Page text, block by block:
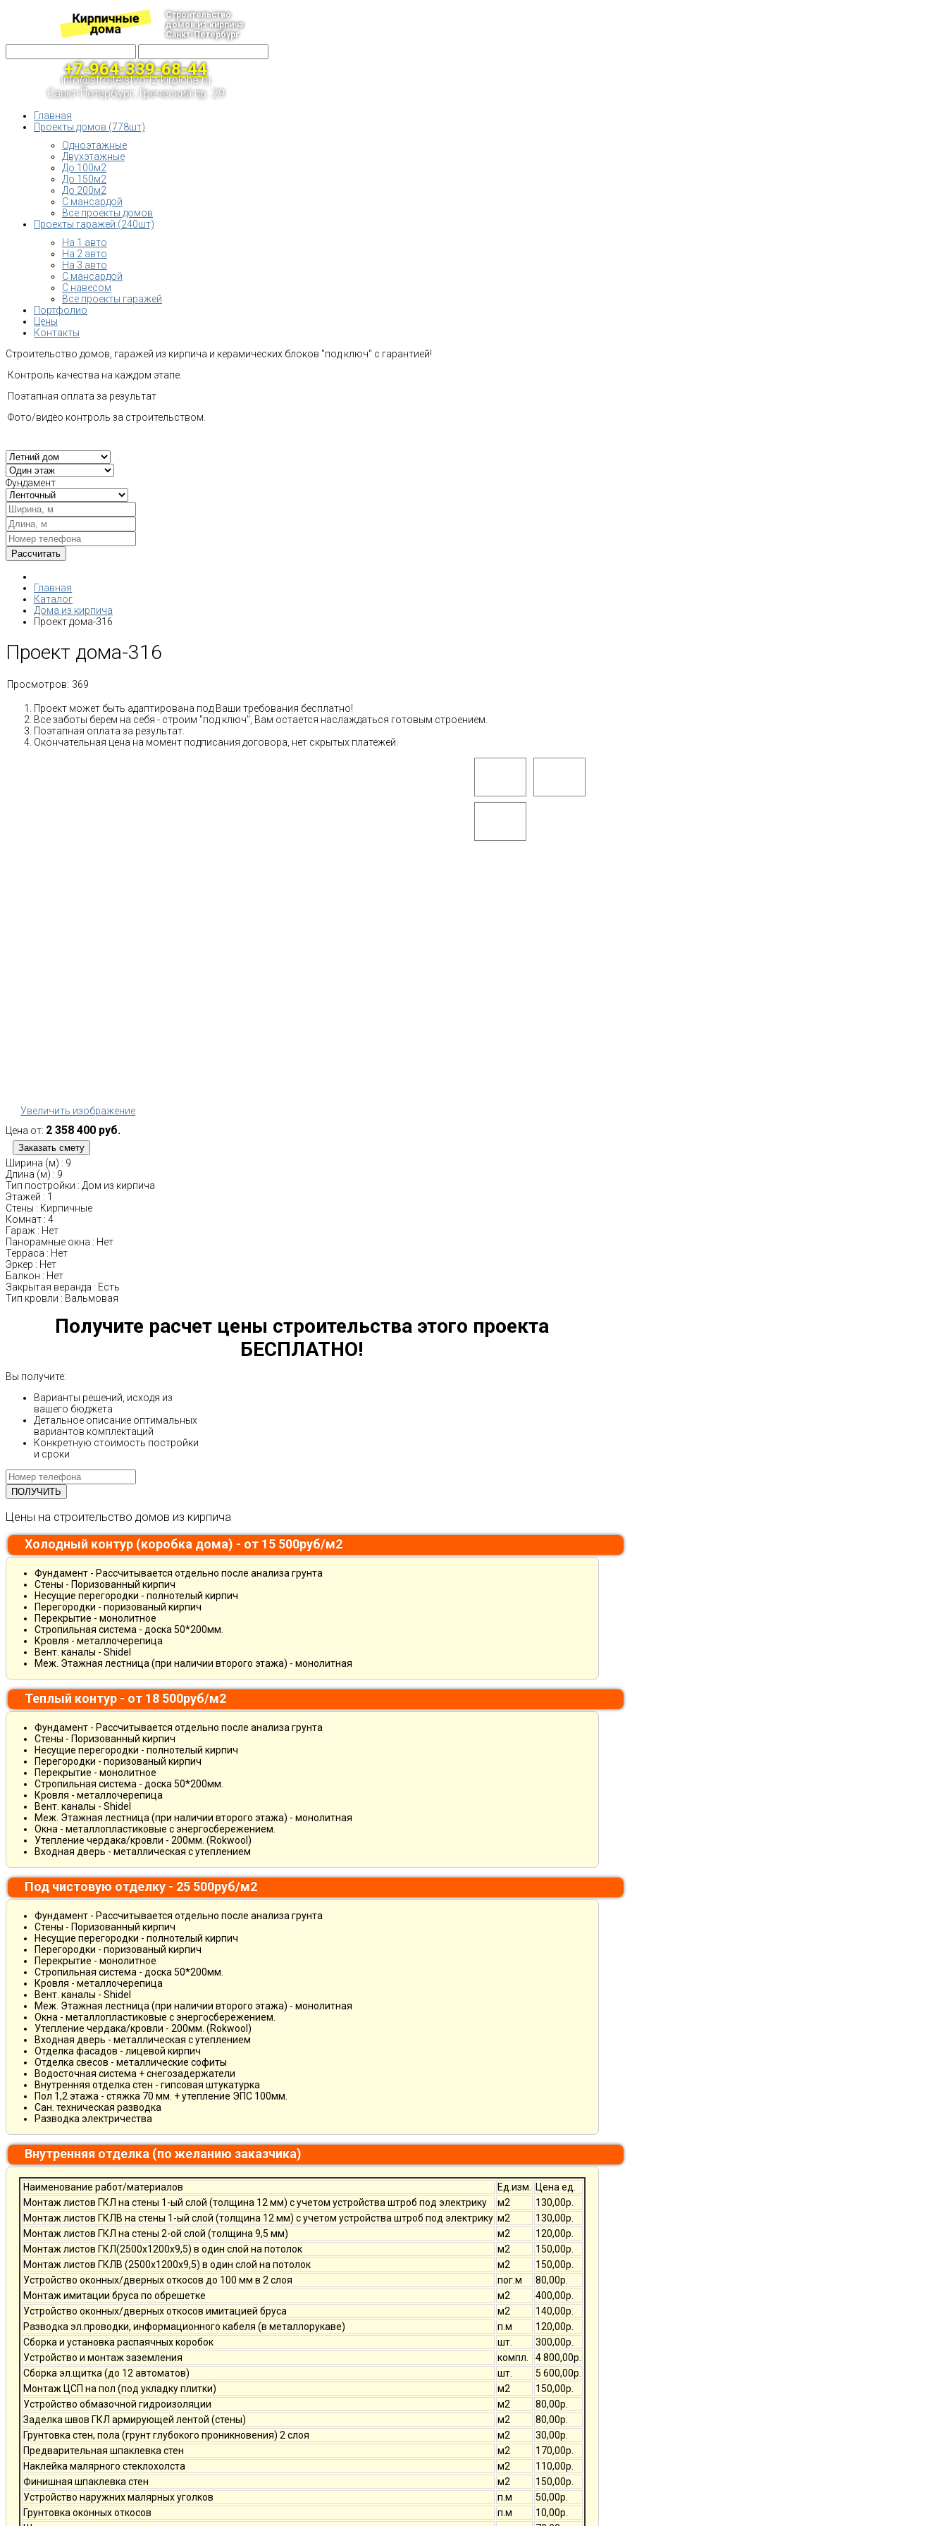
Строительство
домов из кирпича
Санкт-Петербург
+7-964-339-68-44
info@stroitelstvo-iz-kirpicha.ru
Санкт-Петербург, Греческий пр. 29
Главная
Проекты домов (778шт)
Одноэтажные
Двухэтажные
До 100м2
До 150м2
До 200м2
С мансардой
Все проекты домов
Проекты гаражей (240шт)
На 1 авто
На 2 авто
На 3 авто
С мансардой
С навесом
Все проекты гаражей
Портфолио
Цены
Контакты
Строительство домов, гаражей из кирпича и керамических блоков "под ключ" с гарантией!
Контроль качества на каждом этапе.
Поэтапная оплата за результат
Фото/видео контроль за строительством.
Фундамент
Главная
Каталог
Дома из кирпича
Проект дома-316
Проект дома-316
Просмотров: 369
Проект может быть адаптирована под Ваши требования бесплатно!
Все заботы берем на себя - строим "под ключ", Вам остается наслаждаться готовым строением.
Поэтапная оплата за результат.
Окончательная цена на момент подписания договора, нет скрытых платежей.
Увеличить изображение
Цена от: 2 358 400 руб.
Ширина (м) : 9
Длина (м) : 9
Тип постройки : Дом из кирпича
Этажей : 1
Стены : Кирпичные
Комнат : 4
Гараж : Нет
Панорамные окна : Нет
Терраса : Нет
Эркер : Нет
Балкон : Нет
Закрытая веранда : Есть
Тип кровли : Вальмовая
Получите расчет цены строительства этого проекта
БЕСПЛАТНО!
Вы получите:
Варианты решений, исходя из
вашего бюджета
Детальное описание оптимальных
вариантов комплектаций
Конкретную стоимость постройки
и сроки
Цены на строительство домов из кирпича
Холодный контур (коробка дома) - от 15 500руб/м2
Фундамент - Рассчитывается отдельно после анализа грунта
Стены - Поризованный кирпич
Несущие перегородки - полнотелый кирпич
Перегородки - поризованый кирпич
Перекрытие - монолитное
Стропильная система - доска 50*200мм.
Кровля - металлочерепица
Вент. каналы - Shidel
Меж. Этажная лестница (при наличии второго этажа) - монолитная
Теплый контур - от 18 500руб/м2
Фундамент - Рассчитывается отдельно после анализа грунта
Стены - Поризованный кирпич
Несущие перегородки - полнотелый кирпич
Перегородки - поризованый кирпич
Перекрытие - монолитное
Стропильная система - доска 50*200мм.
Кровля - металлочерепица
Вент. каналы - Shidel
Меж. Этажная лестница (при наличии второго этажа) - монолитная
Окна - металлопластиковые с энергосбережением.
Утепление чердака/кровли - 200мм. (Rokwool)
Входная дверь - металлическая с утеплением
Под чистовую отделку - 25 500руб/м2
Фундамент - Рассчитывается отдельно после анализа грунта
Стены - Поризованный кирпич
Несущие перегородки - полнотелый кирпич
Перегородки - поризованый кирпич
Перекрытие - монолитное
Стропильная система - доска 50*200мм.
Кровля - металлочерепица
Вент. каналы - Shidel
Меж. Этажная лестница (при наличии второго этажа) - монолитная
Окна - металлопластиковые с энергосбережением.
Утепление чердака/кровли - 200мм. (Rokwool)
Входная дверь - металлическая с утеплением
Отделка фасадов - лицевой кирпич
Отделка свесов - металлические софиты
Водосточная система + снегозадержатели
Внутренняя отделка стен - гипсовая штукатурка
Пол 1,2 этажа - стяжка 70 мм. + утепление ЭПС 100мм.
Сан. техническая разводка
Разводка электричества
Внутренняя отделка (по желанию заказчика)
Наименование работ/материалов Ед.изм. Цена ед.
Монтаж листов ГКЛ на стены 1-ый слой (толщина 12 мм) с учетом устройства штроб под электрику
м2
130,00р.
Монтаж листов ГКЛВ на стены 1-ый слой (толщина 12 мм) с учетом устройства штроб под электрику м2
130,00р.
Монтаж листов ГКЛ на стены 2-ой слой (толщина 9,5 мм)
м2
120,00р.
Монтаж листов ГКЛ(2500х1200х9,5) в один слой на потолок
м2
150,00р.
Монтаж листов ГКЛВ (2500х1200х9,5) в один слой на потолок
м2
150,00р.
Устройство оконных/дверных откосов до 100 мм в 2 слоя
пог.м
80,00р.
Монтаж имитации бруса по обрешетке
м2
400,00р.
Устройство оконных/дверных откосов имитацией бруса
м2
140,00р.
Разводка эл.проводки, информационного кабеля (в металлорукаве)
п.м
120,00р.
Сборка и установка распаячных коробок
шт.
300,00р.
Устройство и монтаж заземления
компл.
4 800,00р.
Сборка эл.щитка (до 12 автоматов)
шт.
5 600,00р.
Монтаж ЦСП на пол (под укладку плитки)
м2
150,00р.
Устройство обмазочной гидроизоляции
м2
80,00р.
Заделка швов ГКЛ армирующей лентой (стены)
м2
80,00р.
Грунтовка стен, пола (грунт глубокого проникновения) 2 слоя
м2
30,00р.
Предварительная шпаклевка стен
м2
170,00р.
Наклейка малярного стеклохолста
м2
110,00р.
Финишная шпаклевка стен
м2
150,00р.
Устройство наружних малярных уголков
п.м
50,00р.
Грунтовка оконных откосов
п.м
10,00р.